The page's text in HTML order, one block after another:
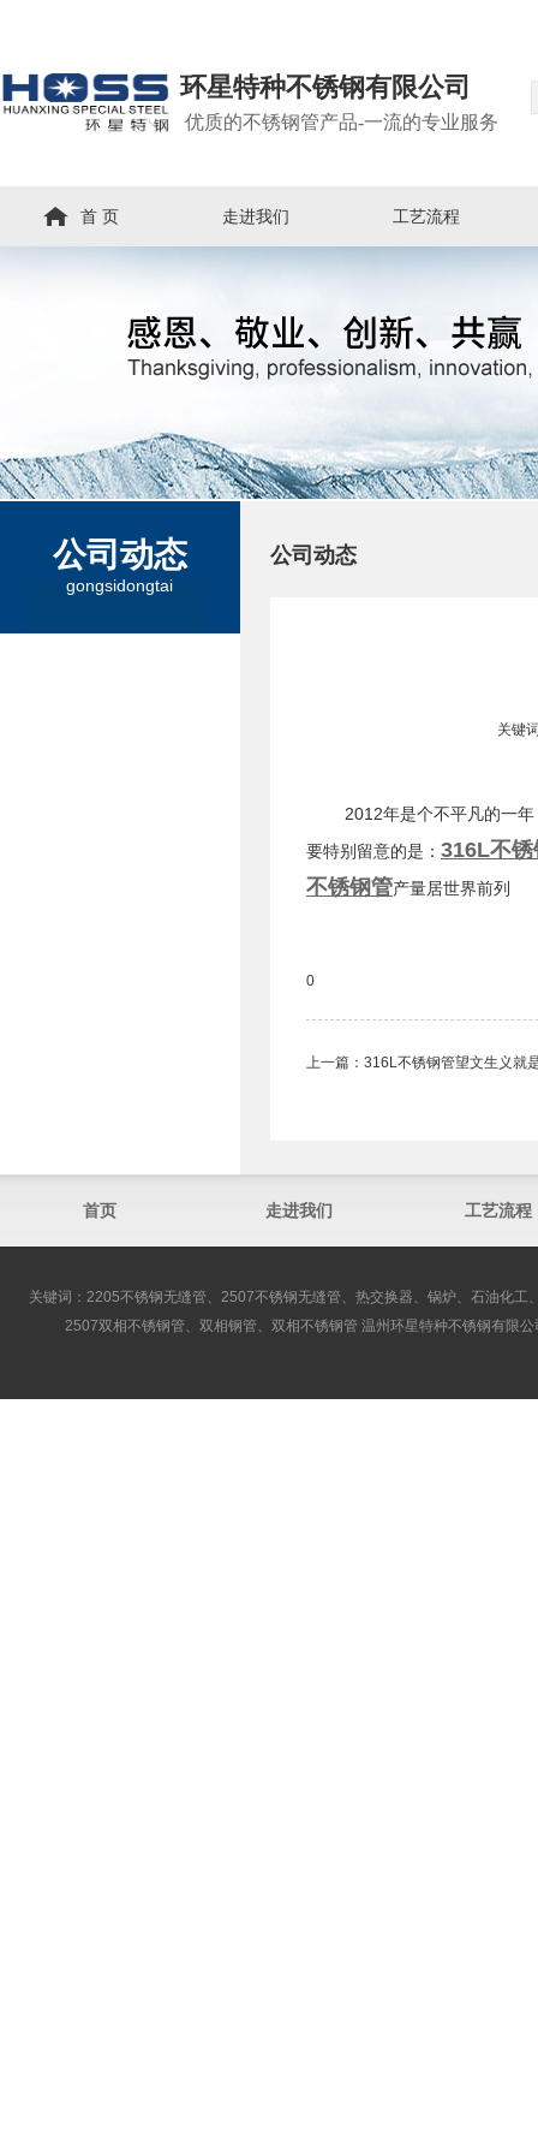
环星特种不锈钢有限公司
优质的不锈钢管产品-一流的专业服务
首 页 走进我们 工艺流程
公司动态
gongsidongtai
公司动态
关键
2012年是个不平凡的一
要特别留意的是： 316L不锈
不锈钢管产量居世界前列
0
上一篇： 316L不锈钢管望文生义就
首页 走进我们 工艺流程
关键词：2205不锈钢无缝管、2507不锈钢无缝管、热交换器、锅炉、石油化
2507双相不锈钢管、双相钢管、双相不锈钢管 温州环星特种不锈钢有限